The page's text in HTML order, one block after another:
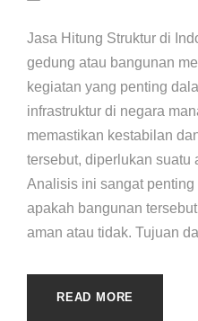
Jasa Hitung Struktur di
gedung atau bangunan
kegiatan yang penting
infrastruktur di negara
memastikan kestabilan
tersebut, diperlukan suatu
Analisis ini sangat
apakah bangunan
aman atau tidak. Tujuan
READ MORE